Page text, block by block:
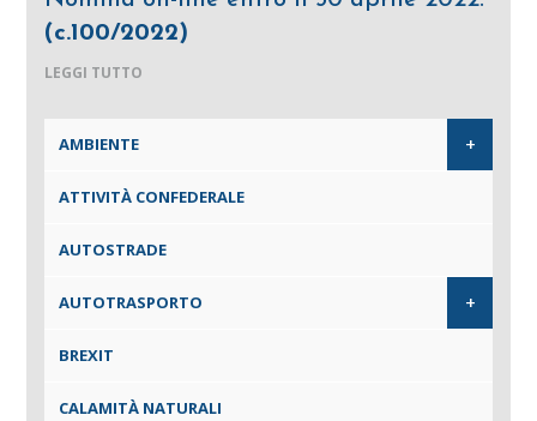
(c.100/2022)
LEGGI TUTTO
AMBIENTE +
ATTIVITÀ CONFEDERALE
AUTOSTRADE
AUTOTRASPORTO +
BREXIT
CALAMITÀ NATURALI